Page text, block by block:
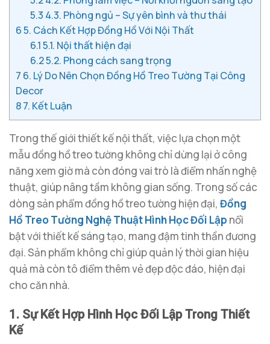
5.3 4.3. Phòng ngủ – Sự yên bình và thư thái
65. Cách Kết Hợp Đồng Hồ Với Nội Thất
6.15.1. Nội thất hiện đại
6.25.2. Phong cách sang trọng
7 6. Lý Do Nên Chọn Đồng Hồ Treo Tường Tại Công
Decor
87. Kết Luận
Trong thế giới thiết kế nội thất, việc lựa chọn một
mẫu đồng hồ treo tường không chỉ dừng lại ở công
năng xem giờ mà còn đóng vai trò là điểm nhấn nghệ
thuật, giúp nâng tầm không gian sống. Trong số các
dòng sản phẩm đồng hồ treo tường hiện đại, Đồng
Hồ Treo Tường Nghệ Thuật Hình Học Đối Lập nổi
bật với thiết kế sáng tạo, mang đậm tinh thần đương
đại. Sản phẩm không chỉ giúp quản lý thời gian hiệu
quả mà còn tô điểm thêm vẻ đẹp độc đáo, hiện đại
cho căn nhà.
1. Sự Kết Hợp Hình Học Đối Lập Trong Thiết
Kế